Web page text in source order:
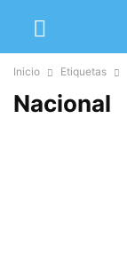
Inicio Etiquetas
Nacional